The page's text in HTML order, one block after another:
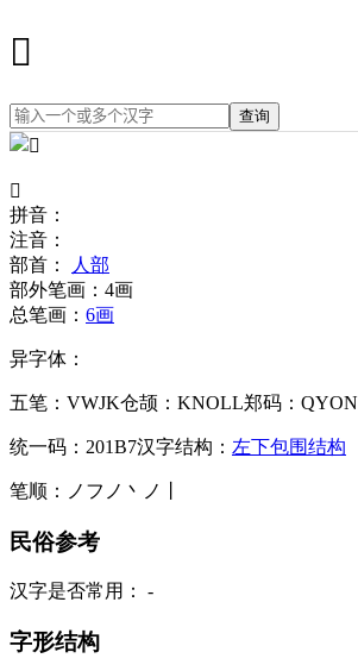
𠆷
查询
𠆷
拼音：
注音：
部首：
人部
部外笔画： 4画
总笔画： 6画
异字体：
五笔： VWJK仓颉： KNOLL郑码： QYON
统一码： 201B7汉字结构： 左下包围结构
笔顺： ノフノ丶ノ丨
民俗参考
汉字是否常用： -
字形结构